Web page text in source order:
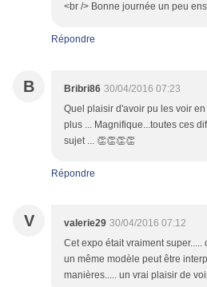
<br /> Bonne journée un peu
Répondre
B Bribri86 30/04/2016 07:23
Quel plaisir d'avoir pu les voir
plus ... Magnifique...toutes ces
sujet ... 👏👏👏👏
Répondre
V valerie29 30/04/2016 07:12
Cet expo était vraiment
un même modèle peut être
manières..... un vrai plaisir de